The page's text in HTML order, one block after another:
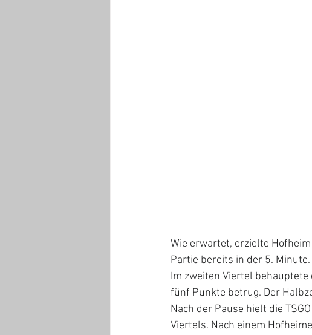
Wie erwartet, erzielte
Partie bereits in der 5.
Im zweiten Viertel
fünf Punkte betrug. Der
Nach der Pause hielt die
Viertels. Nach einem